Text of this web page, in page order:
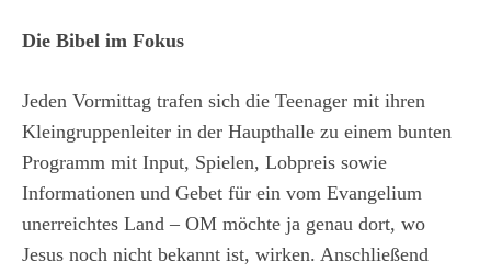
Die Bibel im Fokus
Jeden Vormittag trafen sich die Teenager mit ihren
Kleingruppenleiter in der Haupthalle zu einem bunten
Programm mit Input, Spielen, Lobpreis sowie
Informationen und Gebet für ein vom Evangelium
unerreichtes Land – OM möchte ja genau dort, wo
Jesus noch nicht bekannt ist, wirken. Anschließend